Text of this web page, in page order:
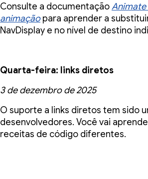
Consulte a documentação
animaçãopara aprender a
NavDisplay e no nível de destino
Quarta-feira: links diretos
3 de dezembro de 2025
O suporte a links diretos tem sido
desenvolvedores. Você vai
receitas de código diferentes.